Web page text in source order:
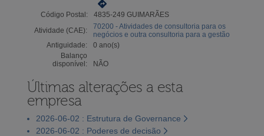
Código Postal:
4835-249 GUIMARÃES
Atividade (CAE):
70200 - Atividades de consultoria para os
negócios e outra consultoria para a gestão
Antiguidade:
0 ano(s)
Balanço
disponível:
NÃO
Últimas alterações a esta
empresa
2026-06-02 : Estrutura de Governance
2026-06-02 : Poderes de decisão